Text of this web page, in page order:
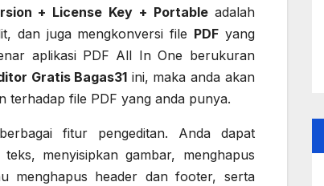
+ License Key + Portable adalah
dan juga mengkonversi file PDFyang
aplikasi PDF All In One berukuran
Gratis Bagas31 ini, maka anda akan
terhadap file PDF yang anda punya.
fitur pengeditan. Anda dapat
menyisipkan gambar, menghapus
menghapus header dan footer, serta